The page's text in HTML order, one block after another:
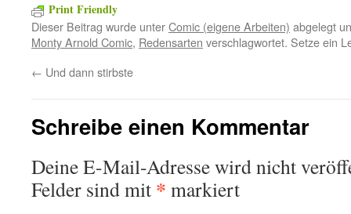
Print Friendly
Dieser Beitrag wurde unterComic (eigene Arbeiten) abgelegt
Monty Arnold Comic, Redensarten verschlagwortet. Setze ein
← Und dann stirbste
Schreibe einen Kommentar
Deine E-Mail-Adresse wird nicht
Felder sind mit * markiert